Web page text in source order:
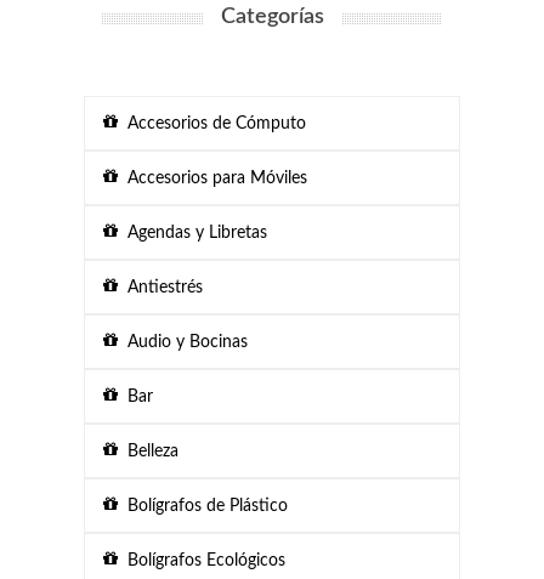
Categorías
Accesorios de Cómputo
Accesorios para Móviles
Agendas y Libretas
Antiestrés
Audio y Bocinas
Bar
Belleza
Bolígrafos de Plástico
Bolígrafos Ecológicos